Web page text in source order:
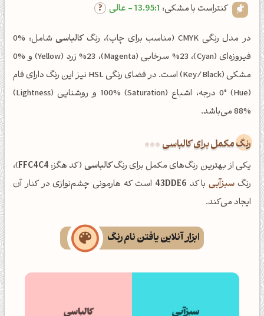
کنتراست با مشکی: 13.95:1 - عالی
در مدل رنگی CMYK (مناسب برای چاپ)، رنگ کالباسی
شامل: %0
فیروزه‌ای (Cyan)، %23 سرخابی (Magenta)، %23 زرد (Yellow) و %0
مشکی (Key/Black) است. در فضای رنگی HSL نیز این رنگ دارای فام
(Hue) 0° درجه، اشباع (Saturation) 100% و روشنایی (Lightness)
88% می‌باشد.
رنگ مکمل برای کالباسی
یکی از بهترین رنگ‌های مکمل برای رنگکالباسی (کد هگز: FFC4C4)،
رنگ سبزآبیبا کد 43DDE6 است که هارمونی چشم‌نوازی در کنار آن
ایجاد می‌کند.
ابزار آنلاین یافتن نام رنگ